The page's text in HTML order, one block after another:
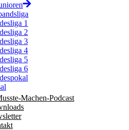
1
2
3
4
5
6
Machen-Podcast